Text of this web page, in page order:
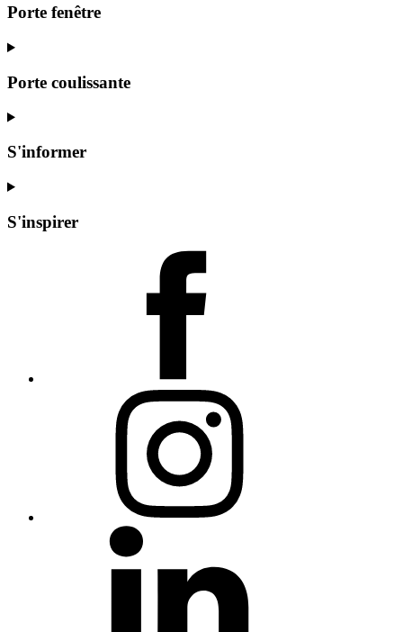
Porte fenêtre
Porte coulissante
S'informer
S'inspirer